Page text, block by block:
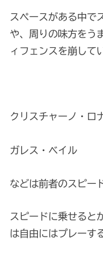
スペースがある中で
や、周りの味方をう
ィフェンスを崩して
クリスチャーノ・ロ
ガレス・ベイル
などは前者のスピー
スピードに乗せると
は自由にはプレーす